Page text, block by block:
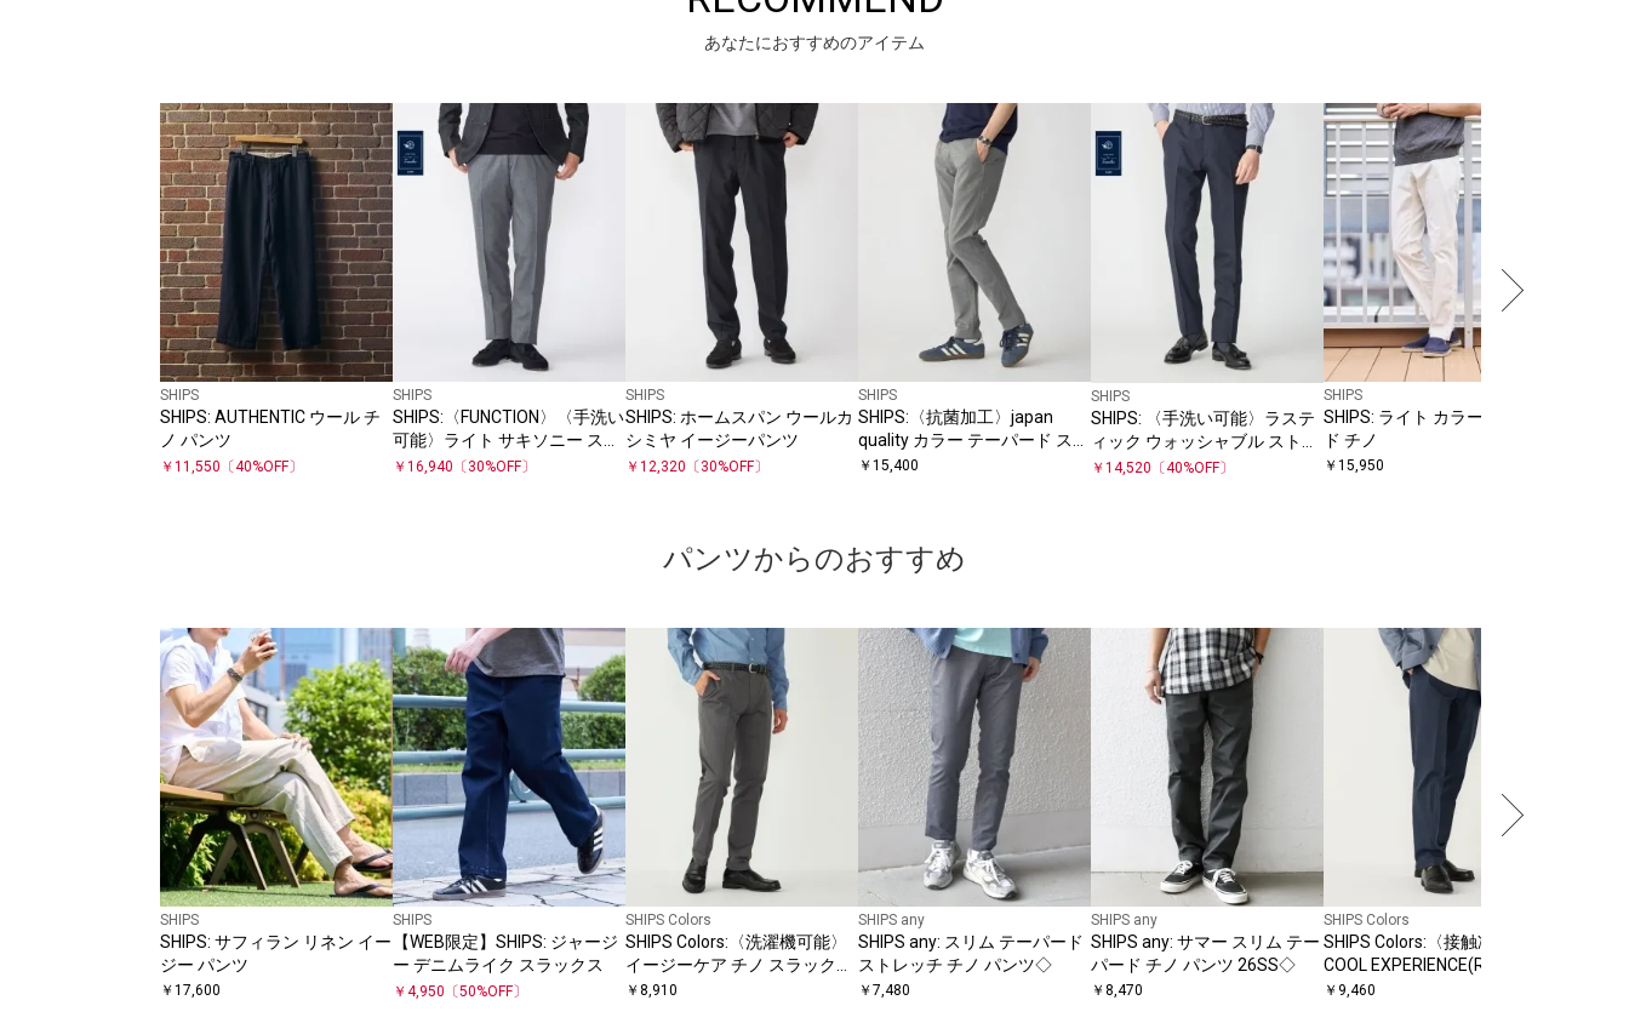
あなたにおすすめのアイテム
SHIPS
SHIPS: AUTHENTIC ウール チ
ノ パンツ
￥ 11,550 〔40%OFF〕
SHIPS
SHIPS:〈FUNCTION〉〈手洗い
可能〉ライト サキソニー スト
レッチ スラックス パンツ
￥ 16,940 〔 30%OFF〕
SHIPS
SHIPS: ホームスパン ウールカ
シミヤ イージーパンツ
￥ 12,320 〔 30%OFF〕
SHIPS
SHIPS:〈抗菌加工〉japan
quality カラー テーパード スリ
ム チノパンツ
￥ 15,400
SHIPS
SHIPS: 〈手洗い可能〉ラステ
ィック ウォッシャブル ストレ
ッチ パンツ(無地)
￥ 14,520 〔40%OFF〕
SHIPS
SHIPS: ライト カラー テーパー
ド チノ
￥ 15,950
パンツからのおすすめ
SHIPS
SHIPS: サフィラン リネン イー
ジー パンツ
￥ 17,600
SHIPS
【WEB限定】SHIPS: ジャージ
ー デニムライク スラックス
￥ 4,950 〔50%OFF〕
SHIPS Colors
SHIPS Colors:〈洗濯機可能〉
イージーケア チノ スラックス
2◇
￥ 8,910
SHIPS any
SHIPS any: スリム テーパード
ストレッチ チノ パンツ◇
￥ 7,480
SHIPS any
SHIPS any: サマー スリム テー
パード チノ パンツ 26SS◇
￥ 8,470
SHIPS Colors
SHIPS Colors:〈接触冷感〉
COOL EXPERIENCE(R) イージ
ーケア スラックス
￥ 9,460